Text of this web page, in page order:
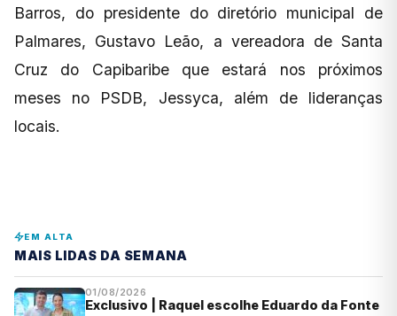
Barros, do presidente do diretório municipal de
Palmares, Gustavo Leão, a vereadora de Santa
Cruz do Capibaribe que estará nos próximos
meses no PSDB, Jessyca, além de lideranças
locais.
EM ALTA
MAIS LIDAS DA SEMANA
01/08/2026
Exclusivo | Raquel escolhe Eduardo da Fonte